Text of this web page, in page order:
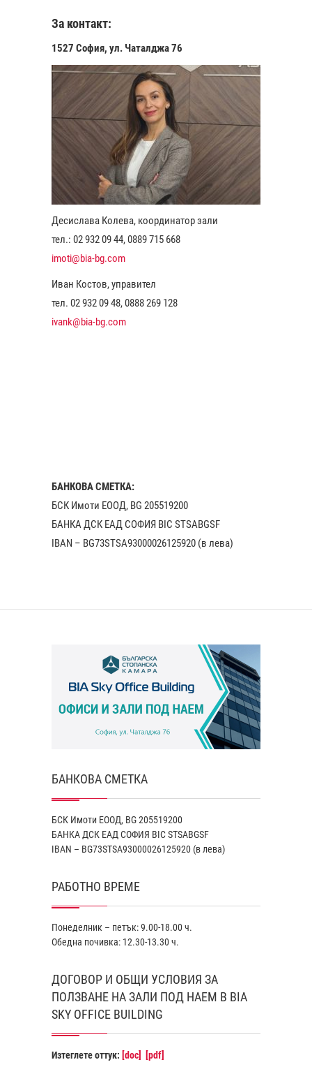
За контакт:
1527 София, ул. Чаталджа 76
Десислава Колева, координатор зали
тел.: 02 932 09 44, 0889 715 668
imoti@bia-bg.com
Иван Костов, управител
тел. 02 932 09 48, 0888 269 128
ivank@bia-bg.com
БАНКОВА СМЕТКА:
БСК Имоти ЕООД, BG 205519200
БАНКА ДСК EАД СОФИЯ BIC STSABGSF
IBAN – BG73STSA93000026125920 (в лева)
БАНКОВА СМЕТКА
БСК Имоти ЕООД, BG 205519200
БАНКА ДСК EАД СОФИЯ BIC STSABGSF
IBAN – BG73STSA93000026125920 (в лева)
РАБОТНО ВРЕМЕ
Понеделник – петък: 9.00-18.00 ч.
Обедна почивка: 12.30-13.30 ч.
ДОГОВОР И ОБЩИ УСЛОВИЯ ЗА
ПОЛЗВАНЕ НА ЗАЛИ ПОД НАЕМ В BIA
SKY OFFICE BUILDING
Изтеглете оттук: [doc] [pdf]